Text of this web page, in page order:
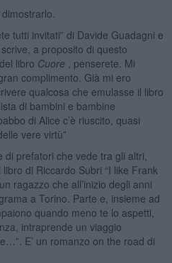
tutti invitati” di Davide Guadagni e
a proposito di questo
libro Cuore
, penserete. Mi
complimento. Già mi ero
qualcosa che emulasse il libro
di bambini e bambine
di Alice c’è riuscito, quasi
vere virtù”
prefatori che vede tra gli altri,
di Riccardo Subri “I like Frank
ragazzo che all’inizio degli anni
a Torino. Parte e, insieme ad
quando meno te lo aspetti,
intraprende un viaggio
E’ un romanzo on the road di